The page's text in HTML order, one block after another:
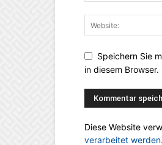
Speichern Sie
in diesem Browser.
Diese Website
verarbeitet werden.